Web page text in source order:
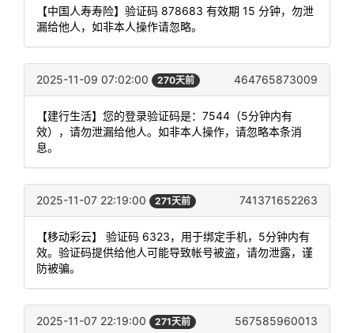
【中国人寿寿险】验证码 878683 有效期 15 分钟，勿泄
漏给他人，如非本人操作请忽略。
2025-11-09 07:02:00 270天前 464765873009
【建行生活】您的登录验证码是：7544（5分钟内有
效），请勿泄漏给他人。如非本人操作，请忽略本条消
息。
2025-11-07 22:19:00 271天前 741371652263
【移动彩云】 验证码 6323，用于绑定手机，5分钟内有
效。验证码提供给他人可能导致帐号被盗，请勿泄露，谨
防被骗。
2025-11-07 22:19:00 271天前 567585960013